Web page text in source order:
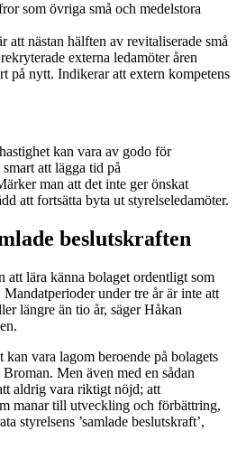
som övriga små och medelstora
att nästan hälften av revitaliserade små
externa ledamöter åren
på nytt. Indikerar att extern kompetens
kan vara av godo för
att lägga tid på
man att det inte ger önskat
att fortsätta byta ut styrelseledamöter.
beslutskraften
att lära känna bolaget ordentligt som
under tre år är inte att
längre än tio år, säger Håkan
kan vara lagom beroende på bolagets
Men även med en sådan
aldrig vara riktigt nöjd; att
manar till utveckling och förbättring,
styrelsens ’samlade beslutskraft’,